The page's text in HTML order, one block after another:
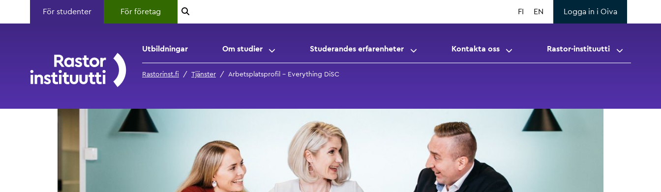
För studenter För företag FI EN Logga in i Oiva
Utbildningar Om studier Studerandes erfarenheter Kontakta oss Rastor-instituutti
Rastorinst.fi Tjänster Arbetsplatsprofil – Everything DiSC